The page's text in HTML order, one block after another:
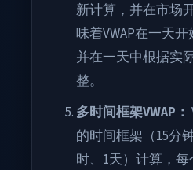
新计算，并在市场
味着VWAP在一天
并在一天中根据实
整。
多时间框架VWAP：
的时间框架（15分
时、1天）计算，